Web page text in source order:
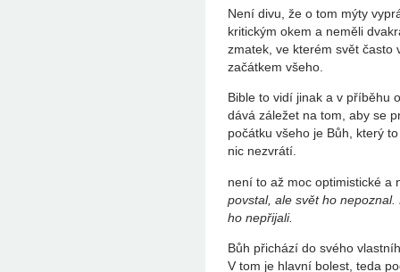
Není divu, že o tom mýty
kritickým okem a neměli
zmatek, ve kterém svět často
začátkem všeho.
Bible to vidí jinak a v příběhu
dává záležet na tom, aby se
počátku všeho je Bůh, který
nic nezvrátí.
není to až moc optimistické a
povstal, ale svět ho
ho nepřijali.
Bůh přichází do svého
V tom je hlavní bolest, teda